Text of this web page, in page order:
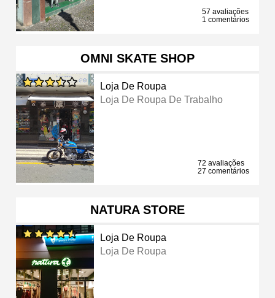
57 avaliações
1 comentários
OMNI SKATE SHOP
Loja De Roupa
Loja De Roupa De Trabalho
72 avaliações
27 comentários
NATURA STORE
Loja De Roupa
Loja De Roupa